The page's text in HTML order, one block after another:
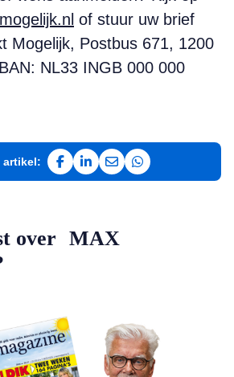
of stuur uw brief
Mogelijk, Postbus 671, 1200
NL33 INGB 000 000
artikel:
Deel op Facebook
Deel op LinkedIn
Deel via e-mail
Deel via
over MAX